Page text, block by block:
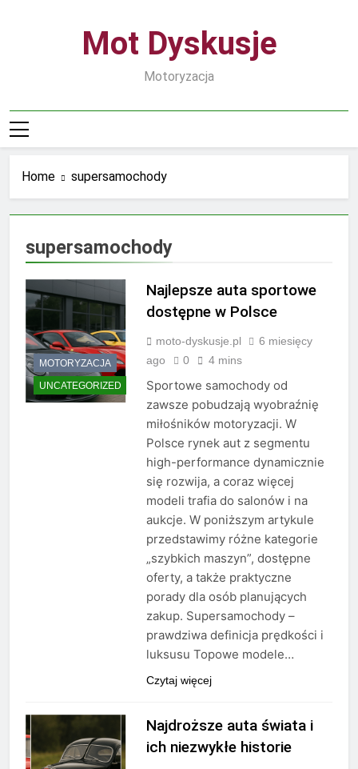
Mot Dyskusje
Motoryzacja
Home supersamochody
supersamochody
MOTORYZACJA
UNCATEGORIZED
Najlepsze auta sportowe
dostępne w Polsce
moto-dyskusje.pl
6 miesięcy
ago
0 4 mins
Sportowe samochody od
zawsze pobudzają wyobraźnię
miłośników motoryzacji. W
Polsce rynek aut z segmentu
high-performance dynamicznie
się rozwija, a coraz więcej
modeli trafia do salonów i na
aukcje. W poniższym artykule
przedstawimy różne kategorie
„szybkich maszyn”, dostępne
oferty, a także praktyczne
porady dla osób planujących
zakup. Supersamochody –
prawdziwa definicja prędkości i
luksusu Topowe modele…
Czytaj więcej
Najdroższe auta świata i
ich niezwykłe historie